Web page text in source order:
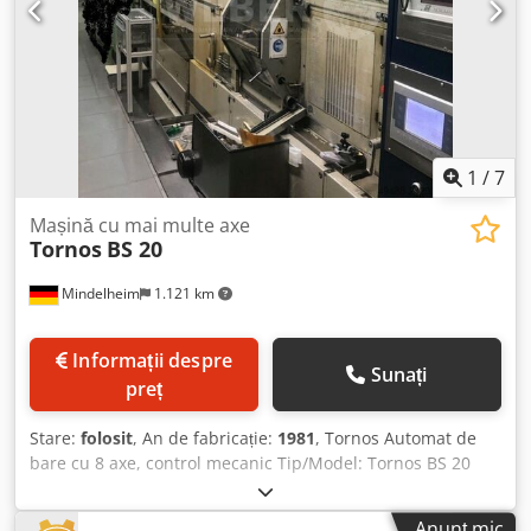
1 /7
Mindelheim 1.121 km
Mașină cu mai multe axe
Tornos BS 20
preț
Sunați
Stare: folosit, An de fabricație: 1981, Tornos Automat de
bare cu 8 axe, control mecanic Tip/Model: Tornos BS 20
Stare: Utilizat An de fabricație: 1981 Csdpfx Ajzgwv Tenijha
Date tehnice Diametrul maxim al barei: rotund 20 mm